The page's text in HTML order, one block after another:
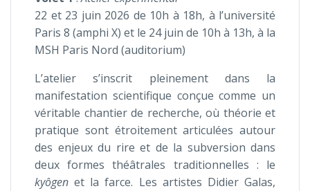
22 et 23 juin 2026 de 10h à 18h, à l’université
Paris 8 (amphi X) et le 24 juin de 10h à 13h, à la
MSH Paris Nord (auditorium)
L’atelier s’inscrit pleinement dans la
manifestation scientifique conçue comme un
véritable chantier de recherche, où théorie et
pratique sont étroitement articulées autour
des enjeux du rire et de la subversion dans
deux formes théâtrales traditionnelles : le
kyôgen et la farce. Les artistes Didier Galas,